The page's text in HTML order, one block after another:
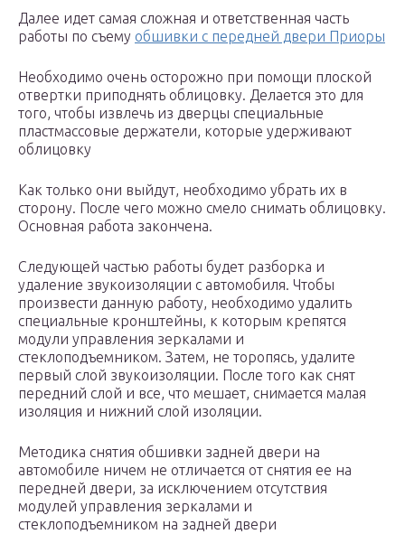
Далее идет самая сложная и ответственная часть
работы по съему обшивки с передней двери Приоры
Необходимо очень осторожно при помощи плоской
отвертки приподнять облицовку. Делается это для
того, чтобы извлечь из дверцы специальные
пластмассовые держатели, которые удерживают
облицовку
Как только они выйдут, необходимо убрать их в
сторону. После чего можно смело снимать облицовку.
Основная работа закончена.
Следующей частью работы будет разборка и
удаление звукоизоляции с автомобиля. Чтобы
произвести данную работу, необходимо удалить
специальные кронштейны, к которым крепятся
модули управления зеркалами и
стеклоподъемником. Затем, не торопясь, удалите
первый слой звукоизоляции. После того как снят
передний слой и все, что мешает, снимается малая
изоляция и нижний слой изоляции.
Методика снятия обшивки задней двери на
автомобиле ничем не отличается от снятия ее на
передней двери, за исключением отсутствия
модулей управления зеркалами и
стеклоподъемником на задней двери